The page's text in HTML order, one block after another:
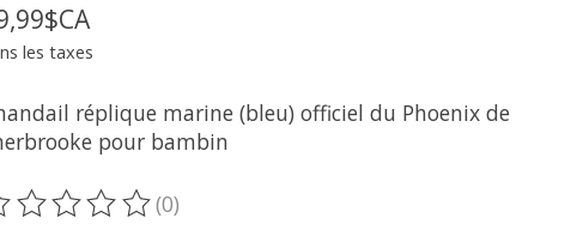
les taxes
réplique marine (bleu) officiel du Phoenix de
pour bambin
produit est évalué à
(0)